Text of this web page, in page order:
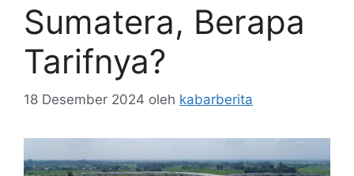
Sumatera, Berapa
Tarifnya?
18 Desember 2024 oleh kabarberita